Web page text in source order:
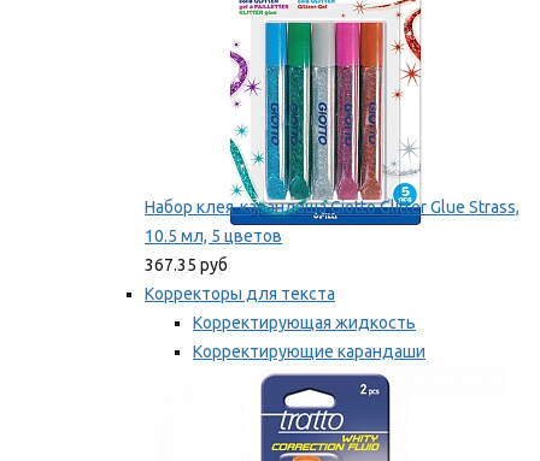
Набор клея-карандаша Giotto Glitter Glue Strass,
10.5 мл, 5 цветов
367.35 руб
Корректоры для текста
Корректирующая жидкость
Корректирующие карандаши
Корректирующие ленты
Мы рекомендуем